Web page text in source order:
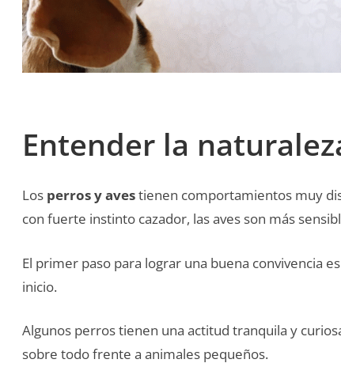
Entender la
Los perros y avestienen comportamientos muy
con fuerte instinto cazador, las aves son más
El primer paso para lograr una buena convivencia
inicio.
Algunos perros tienen una actitud tranquila y
sobre todo frente a animales pequeños.